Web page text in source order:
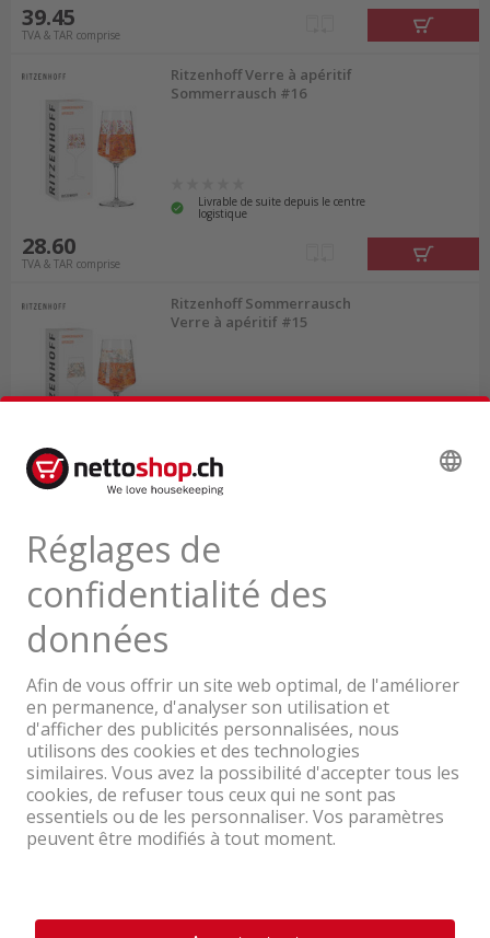
39.45
TVA & TAR comprise
Ritzenhoff Verre à apéritif
Sommerrausch #16
Livrable de suite depuis le centre
logistique
28.60
TVA & TAR comprise
Ritzenhoff Sommerrausch
Verre à apéritif #15
30.60
TVA & TAR comprise
Une entreprise du Groupe Coop